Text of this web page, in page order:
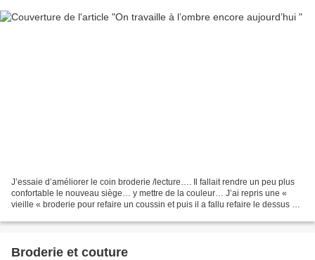
J’essaie d’améliorer le coin broderie /lecture…. Il fallait rendre un peu plus
confortable le nouveau siège… y mettre de la couleur… J’ai repris une «
vieille « broderie pour refaire un coussin et puis il a fallu refaire le dessus du
Broderie et couture